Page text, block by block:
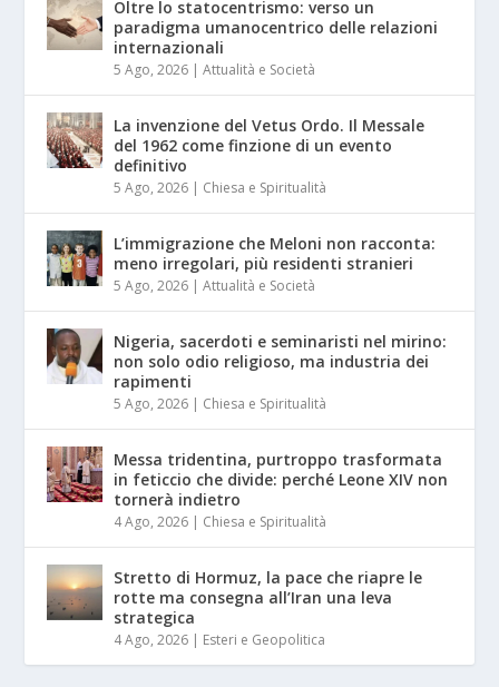
Oltre lo statocentrismo: verso un
paradigma umanocentrico delle relazioni
internazionali
5 Ago, 2026 |Attualità e Società
La invenzione del Vetus Ordo. Il Messale
del 1962 come finzione di un evento
definitivo
5 Ago, 2026 | Chiesa e Spiritualità
L’immigrazione che Meloni non racconta:
meno irregolari, più residenti stranieri
5 Ago, 2026 |Attualità e Società
Nigeria, sacerdoti e seminaristi nel mirino:
non solo odio religioso, ma industria dei
rapimenti
5 Ago, 2026 | Chiesa e Spiritualità
Messa tridentina, purtroppo trasformata
in feticcio che divide: perché Leone XIV non
tornerà indietro
4 Ago, 2026 | Chiesa e Spiritualità
Stretto di Hormuz, la pace che riapre le
rotte ma consegna all’Iran una leva
strategica
4 Ago, 2026 | Esteri e Geopolitica